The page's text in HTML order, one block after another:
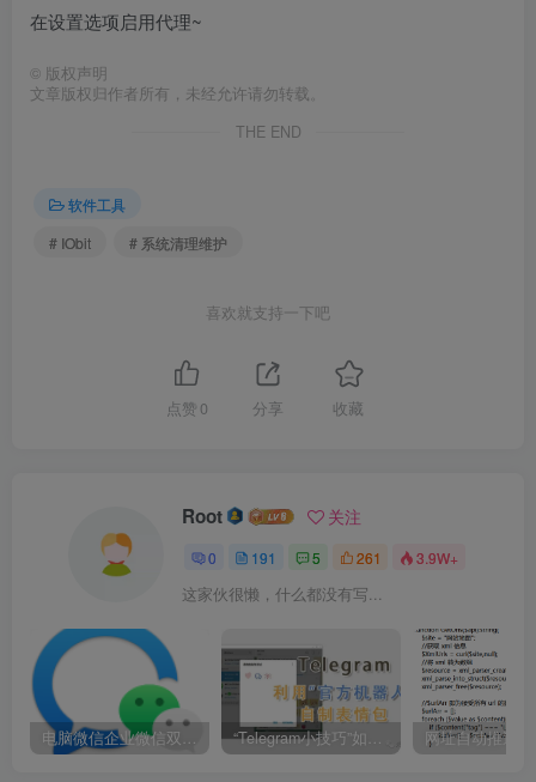
在设置选项启用代理~
© 版权声明
文章版权归作者所有，未经允许请勿转载。
THE END
软件工具
# IObit
# 系统清理维护
喜欢就支持一下吧
点赞 0 分享 收藏
Root 关注
0 191 5 261 3.9W+
这家伙很懒，什么都没有写...
电脑微信企业微信双开/多开方法(最简单粗暴的解决方案) “Telegram小技巧”如何利用官方机器人自制表情包